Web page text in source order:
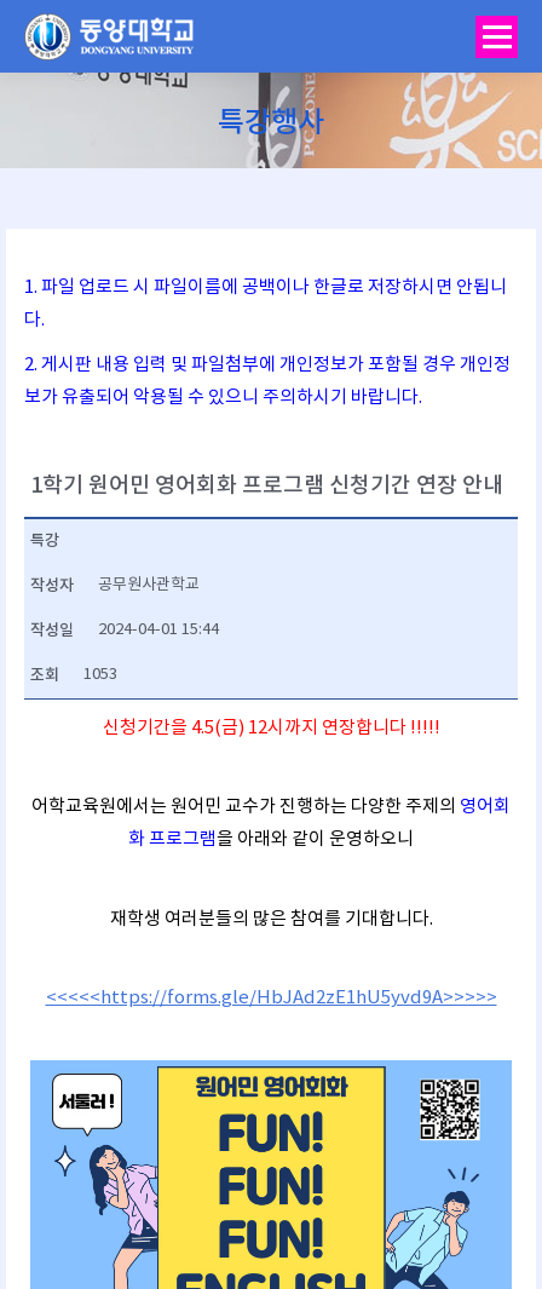
특강행사
You are here:
1. 파일 업로드 시 파일이름에 공백이나 한글로 저장하시면 안됩니
다.
2. 게시판 내용 입력 및 파일첨부에 개인정보가 포함될 경우 개인정
보가 유출되어 악용될 수 있으니 주의하시기 바랍니다.
1학기 원어민 영어회화 프로그램 신청기간 연장 안내
특강
작성자 공무원사관학교
작성일 2024-04-01 15:44
조회 1053
신청기간을 4.5(금) 12시까지 연장합니다 !!!!!
어학교육원에서는 원어민 교수가 진행하는 다양한 주제의 영어회
화 프로그램을 아래와 같이 운영하오니
재학생 여러분들의 많은 참여를 기대합니다.
<<<<<https://forms.gle/HbJAd2zE1hU5yvd9A>>>>>